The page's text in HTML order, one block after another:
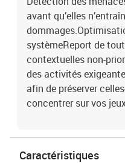
Caractéristiques